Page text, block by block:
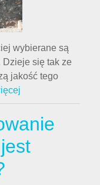
wybierane są
się tak ze
jakość tego